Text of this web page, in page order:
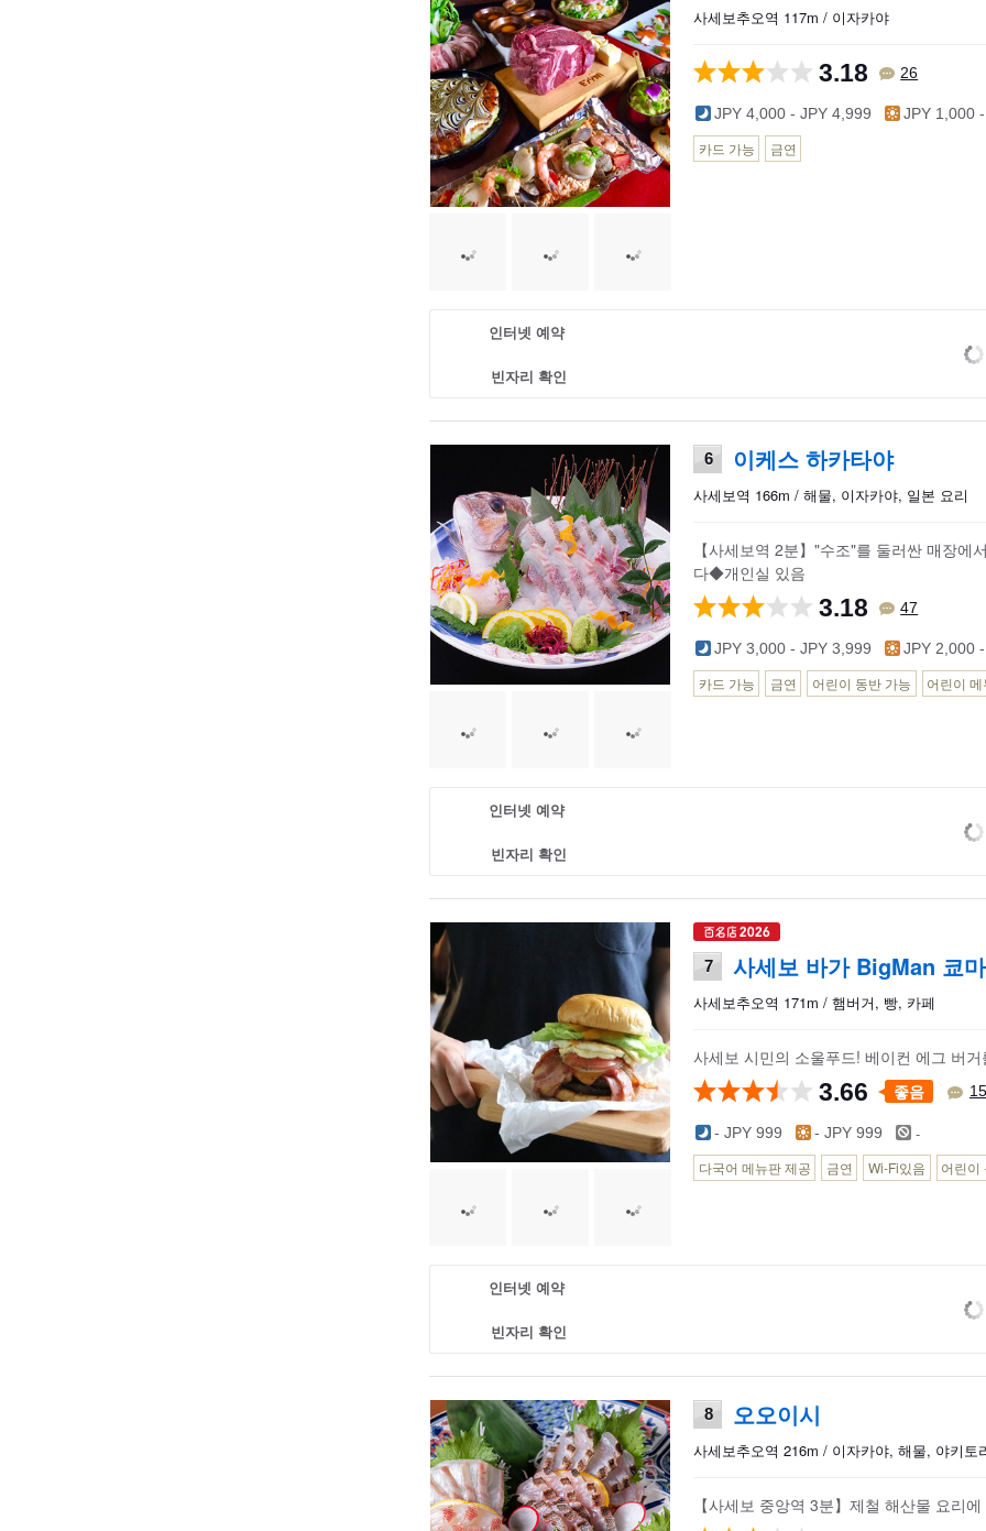
사세보추오역 117m / 이자카야
3.18 26
JPY 4,000 - JPY 4,999 JPY 1,000
카드 가능 금연
인터넷 예약
빈자리 확인
6 이케스 하카타야
사세보역 166m / 해물, 이자카야, 일본 요리
【사세보역 2분】"수조"를 둘러싼 매장
다◆개인실 있음
3.18 47
JPY 3,000 - JPY 3,999 JPY 2,000
카드 가능 금연 어린이 동반 가능 어린이
인터넷 예약
빈자리 확인
7 사세보 바가 BigMan 쿄
사세보추오역 171m / 햄버거, 빵, 카페
사세보 시민의 소울푸드! 베이컨 에그 버
3.66 좋음
- JPY 999 - JPY 999 -
다국어 메뉴판 제공 금연 Wi-Fi있음 어린이
인터넷 예약
빈자리 확인
8 오오이시
사세보추오역 216m / 이자카야, 해물, 야키토
【사세보 중앙역 3분】제철 해산물 요리